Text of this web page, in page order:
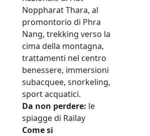
Noppharat Thara, al
promontorio di Phra
Nang, trekking verso la
cima della montagna,
trattamenti nel centro
benessere, immersioni
subacquee, snorkeling,
sport acquatici.
Da non perdere: le
spiagge di Railay
Come si